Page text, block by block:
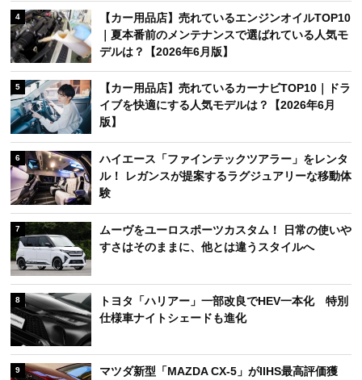
4
【カー用品店】売れているエンジンオイルTOP10
｜夏本番前のメンテナンスで選ばれている人気モ
デルは？【2026年6月版】
5
【カー用品店】売れているカーナビTOP10｜ドラ
イブを快適にする人気モデルは？【2026年6月
版】
6
ハイエース「ファインテックツアラー」をレンタ
ル！ レガンスが提案するラグジュアリーな移動体
験
7
ムーヴをユーロスポーツカスタム！ 日常の使いや
すさはそのままに、他とは違うスタイルへ
8
トヨタ「ハリアー」一部改良でHEV一本化 特別
仕様車ナイトシェードも進化
9
マツダ新型「MAZDA CX-5」がIIHS最高評価獲